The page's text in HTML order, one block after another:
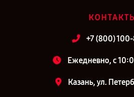
+7 (800)
Ежедневно, с
Казань, ул.